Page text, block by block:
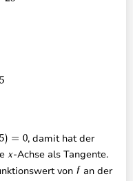
, damit hat der
-Achse als Tangente.
von
an der